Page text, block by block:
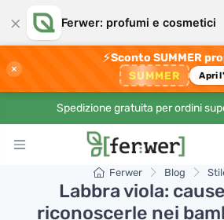
× Ferwer: profumi e cosmetici
×
⚡Sconto SUMMER
SUMMER Apri
Spedizione gratuita per ordini
Ferwer Blog
Labbra viola:
riconoscerle nei